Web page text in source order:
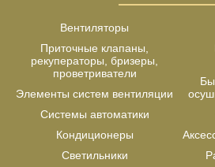
Вентиляторы
Приточные клапаны,
рекуператоры, бризеры,
проветриватели
Элементы систем вентиляции
Системы автоматики
Кондиционеры
Светильники